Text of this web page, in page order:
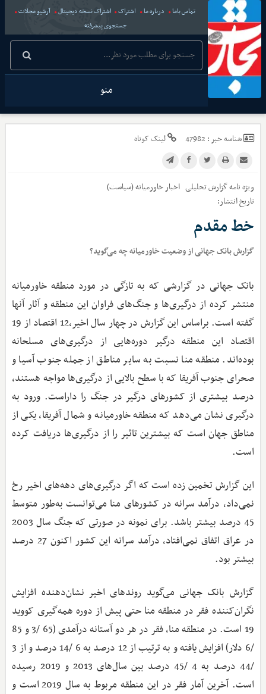
تماس باما درباره ما اشتراک اشتراک نسخه دیجیتال
آرشیو مجلات
جستجوی پیشرفته
منو
شناسه خبر : 47982 لینک کوتاه
ویژه نامه گزارش تحلیلی اخبارخاورمیانه (سیاست)
تاریخ انتشار:
خط مقدم
گزارش بانک جهانی از وضعیت خاورمیانه چه می‌گوید؟
بانک جهانی در گزارشی که به تازگی در مورد منطقه خاورمیانه
منتشر کرده از درگیری‌ها و جنگ‌های فراوان این منطقه و آثار آنها
گفته است. براساس این گزارش در چهار سال اخیر،12 اقتصاد از 19
اقتصاد این منطقه درگیر دوره‌هایی از درگیری‌های مسلحانه
بوده‌اند. منطقه منا نسبت به سایر مناطق از جمله جنوب آسیا و
صحرای جنوب آفریقا که با سطح بالایی از درگیری‌ها مواجه هستند،
درصد بیشتری از کشورهای درگیر در جنگ را داراست. ورود به
درگیری نشان می‌دهد که منطقه خاورمیانه و شمال آفریقا، یکی از
مناطق جهان است که بیشترین تاثیر را از درگیری‌ها دریافت کرده
است.
این گزارش تخمین زده است که اگر درگیری‌های دهه‌های اخیر رخ
نمی‌داد، درآمد سرانه در کشورهای منا می‌توانست به‌طور متوسط
45 درصد بیشتر باشد. برای نمونه در صورتی که جنگ سال 2003
در عراق اتفاق نمی‌افتاد، درآمد سرانه این کشور اکنون 27 درصد
بیشتر بود.
گزارش بانک جهانی می‌گوید روندهای اخیر نشان‌دهنده افزایش
نگران‌کننده فقر در منطقه منا حتی پیش از دوره همه‌گیری کووید
19 است. در منطقه منا، فقر در هر دو آستانه درآمد‌ی (65 /3 و 85
/6 دلار) افزایش یافته و به ترتیب از 12 درصد به 6 /14 درصد و از 3
/44 درصد به 4 /45 درصد بین سال‌های 2013 و 2019 رسیده
است. آخرین آمار فقر در این منطقه مربوط به سال 2019 است و